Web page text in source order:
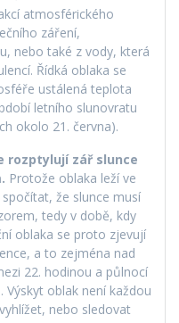
atmosférického
záření,
nebo také z vody, která
Řídká oblaka se
ustálená teplota
letního slunovratu
okolo 21. června).
rozptylují zář slunce
Protože oblaka leží ve
že slunce musí
tedy v době, kdy
oblaka se proto zjevují
a to zejména nad
22. hodinou a půlnocí
Výskyt oblak není každou
nebo sledovat